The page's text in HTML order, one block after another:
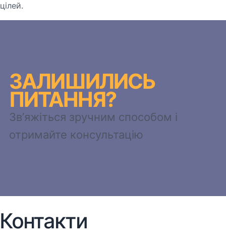
цілей.
ЗАЛИШИЛИСЬ
ПИТАННЯ?
Зв’яжіться зручним способом і
отримайте консультацію
Контакти